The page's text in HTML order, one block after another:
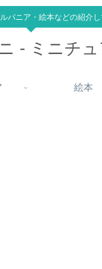
バニア・絵本などの紹介し
- ミニチュ
絵本